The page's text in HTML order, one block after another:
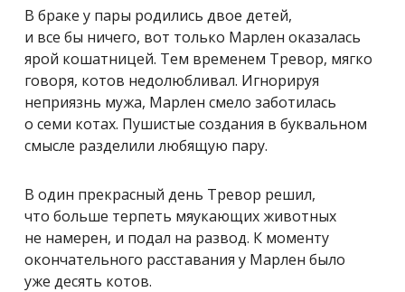
В браке у пары родились двое детей,
и все бы ничего, вот только Марлен оказалась
ярой кошатницей. Тем временем Тревор, мягко
говоря, котов недолюбливал. Игнорируя
неприязнь мужа, Марлен смело заботилась
о семи котах. Пушистые создания в буквальном
смысле разделили любящую пару.
В один прекрасный день Тревор решил,
что больше терпеть мяукающих животных
не намерен, и подал на развод. К моменту
окончательного расставания у Марлен было
уже десять котов.